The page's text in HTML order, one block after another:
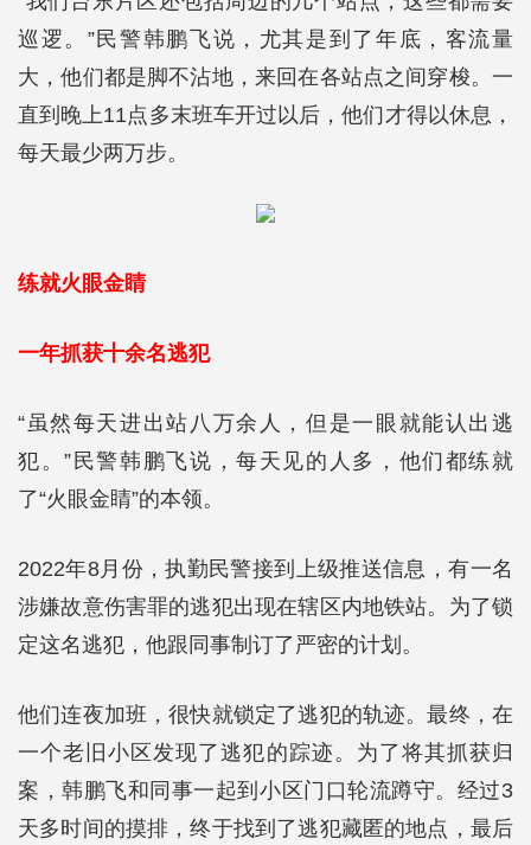
巡逻。”民警韩鹏飞说，尤其是到了年底，客流量
大，他们都是脚不沾地，来回在各站点之间穿梭。一
直到晚上11点多末班车开过以后，他们才得以休息，
每天最少两万步。
练就火眼金睛
一年抓获十余名逃犯
“虽然每天进出站八万余人，但是一眼就能认出逃
犯。”民警韩鹏飞说，每天见的人多，他们都练就
了“火眼金睛”的本领。
2022年8月份，执勤民警接到上级推送信息，有一名
涉嫌故意伤害罪的逃犯出现在辖区内地铁站。为了锁
定这名逃犯，他跟同事制订了严密的计划。
他们连夜加班，很快就锁定了逃犯的轨迹。最终，在
一个老旧小区发现了逃犯的踪迹。为了将其抓获归
案，韩鹏飞和同事一起到小区门口轮流蹲守。经过3
天多时间的摸排，终于找到了逃犯藏匿的地点，最后